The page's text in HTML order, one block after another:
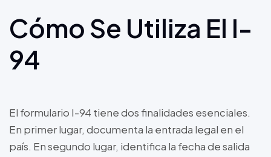
Cómo Se Utiliza El I-
94
El formulario I-94 tiene dos finalidades esenciales.
En primer lugar, documenta la entrada legal en el
país. En segundo lugar, identifica la fecha de salida